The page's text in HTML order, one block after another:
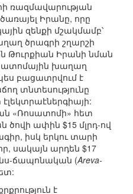
ռազմավարության
Իրանը, որը
զենքի մշակմամբ՝
ծրագրի շղարշի
Թուրքիան Իրանի նման
ատոմային խաղաղ
բացատրվում է
տնտեսությունը
«Ռոսատոմի» հետ
ափին $15 մլրդ-ով
իսկ երկու տարի
սակայն արդեն $17
ճապոնական (Areva-
է